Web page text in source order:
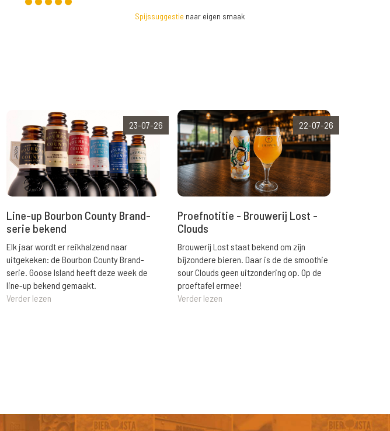
Spijssuggestie naar eigen smaak
23-07-26
Line-up Bourbon County Brand-
serie bekend
Elk jaar wordt er reikhalzend naar
uitgekeken: de Bourbon County Brand-
serie. Goose Island heeft deze week de
line-up bekend gemaakt.
Verder lezen
22-07-26
Proefnotitie - Brouwerij Lost -
Clouds
Brouwerij Lost staat bekend om zijn
bijzondere bieren. Daar is de de smoothie
sour Clouds geen uitzondering op. Op de
proeftafel ermee!
Verder lezen